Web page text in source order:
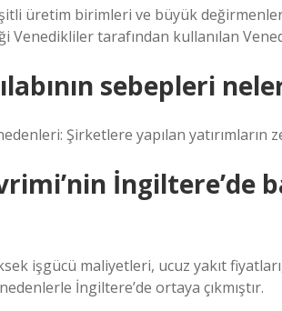
üretim birimleri ve büyük
Venedikliler tarafından kullanılan
sebepleri
Şirketlere yapılan yatırımların
İngiltere’de
işgücü maliyetleri, ucuz yakıt
İngiltere’de ortaya çıkmıştır.